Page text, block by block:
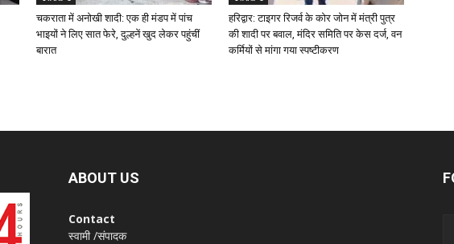
चकराता में अनोखी शादी: एक ही मंडप में पांच
भाइयों ने लिए सात फेरे, दुल्हनें खुद लेकर पहुंचीं
बारात
हरिद्वार: टाइगर रिजर्व के कोर जोन में मंत्री पुत्र
की शादी पर बवाल, मंदिर समिति पर केस दर्ज, वन
कर्मियों से मांगा गया स्पष्टीकरण
ABOUT US
Contact
स्वामी /संपादक